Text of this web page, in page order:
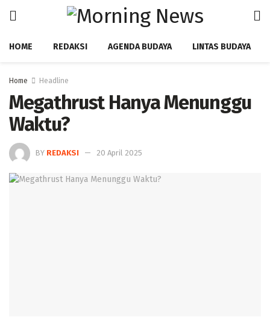
HOME REDAKSI AGENDA BUDAYA LINTAS BUDAYA
Home Headline
Megathrust Hanya Menunggu
Waktu?
BY REDAKSI 20 April 2025